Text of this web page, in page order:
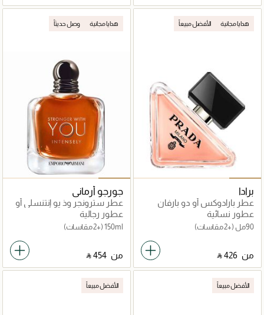
هدايا مجانية الأفضل مبيعاً
برادا
عطر بارادوكس أو دو بارفان
عطور نسائية
90مل (+2 مقاسات)
من ‎ ⃁ ⁦426⁩ ‎
هدايا مجانية وصل حديثاً
جورجو أرماني
عطر سترونجر وذ يو إنتنسلي أو
دو برفان
عطور رجالية
150ml (+2 مقاسات)
من ‎ ⃁ ⁦454⁩ ‎
الأفضل مبيعاً الأفضل مبيعاً